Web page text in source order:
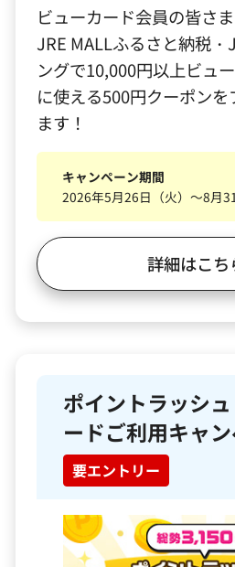
ビューカード会員の皆さま
JRE MALLふるさと納税・
ングで10,000円以上ビュ
に使える500円クーポン
ます！
キャンペーン期間
2026年5月26日（火）～8月31
詳細はこち
ポイントラッシ
ードご利用キャ
要エントリー